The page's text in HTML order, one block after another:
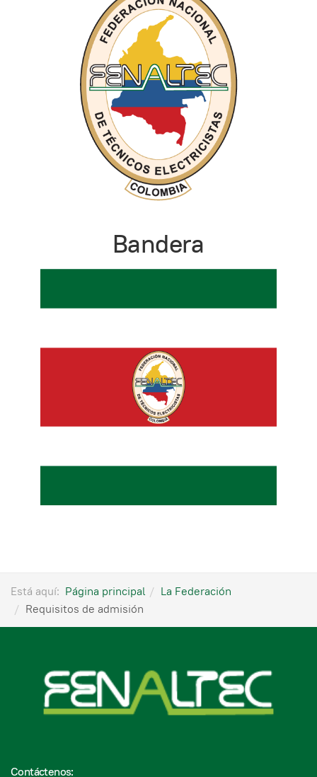
Bandera
Está aquí: Página principal
La Federación
Requisitos de admisión
Contáctenos: